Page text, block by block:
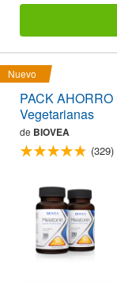
Nuevo
PACK
Vegetarianas
de BIOVEA
(329)